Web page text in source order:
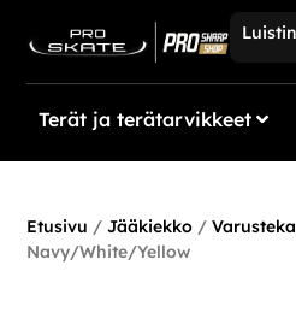
Terät ja terätarvikkeet
Etusivu / Jääkiekko /
Navy/White/Yellow